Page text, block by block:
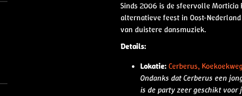
Sinds 2006 is de sfeervolle
alternatieve feest in Oost-
van duistere dansmuziek.
Details:
Lokatie:Cerberus,
Ondanks dat Cerberus een
is de party zeer geschikt